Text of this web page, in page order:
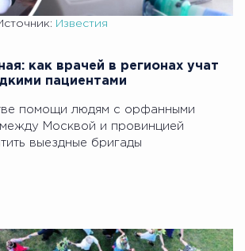
Известия
как врачей в регионах учат
пациентами
помощи людям с орфанными
Москвой и провинцией
выездные бригады